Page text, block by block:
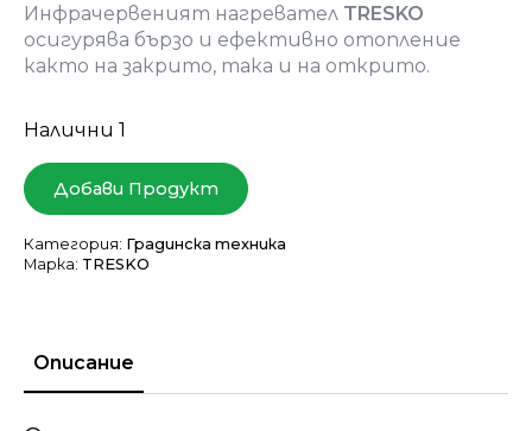
Инфрачервеният нагревател TRESKO
осигурява бързо и ефективно отопление
както на закрито, така и на открито.
Налични 1
Добави Продукт
Категория: Градинска техника
Марка: TRESKO
Описание